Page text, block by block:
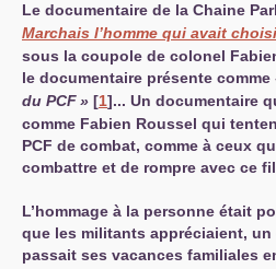
Le documentaire de la Chaine
Marchais l’homme qui avait
sous la coupole de colonel
le documentaire présente comme
du PCF» [1]... Un documentaire
comme Fabien Roussel qui
PCF de combat, comme à ceux
combattre et de rompre avec ce
L’hommage à la personne était
que les militants appréciaient,
passait ses vacances familiales